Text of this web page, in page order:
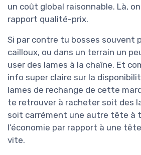
un coût global raisonnable. Là,
rapport qualité-prix.
Si par contre tu bosses souvent
cailloux, ou dans un terrain un
user des lames à la chaîne. Et
info super claire sur la
lames de rechange de cette
te retrouver à racheter soit des
soit carrément une autre tête à
l’économie par rapport à une
vite.